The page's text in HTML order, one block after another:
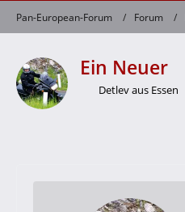
Pan-European-Forum Forum
Ein Neuer
Detlev aus Essen